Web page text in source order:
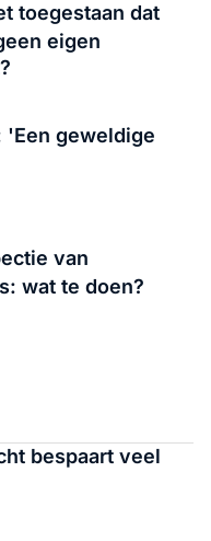
toegestaan dat
eigen
'Een geweldige
van
wat te doen?
bespaart veel